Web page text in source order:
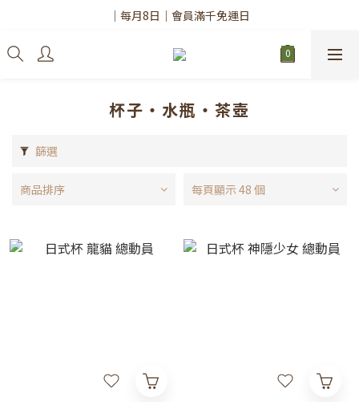
✨註冊會員請務必填寫「真實姓名」
｜每月8日｜會員滿千免運日
✨註冊會員請務必填寫「真實姓名」
杯子・水瓶・茶壺
篩選
商品排序 每頁顯示 48 個